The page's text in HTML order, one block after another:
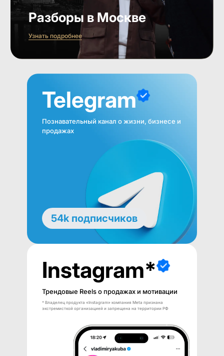
Разборы в Москве
Узнать подробнее
Telegram
Познавательный канал о жизни, бизнесе и
продажах
54k подписчиков
Instagram*
Трендовые Reels о продажах и мотивации
* Владелец продукта «Instagram» компания Meta признана
экстремисткой организацией и запрещена на территории РФ